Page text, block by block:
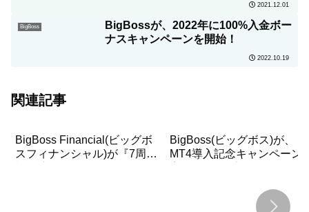
2021.12.01
BigBoss
BigBossが、2022年に100%入金ボー
ナスキャンペーンを開始！
2022.10.19
関連記事
BigBoss Financial(ビッグボ
スフィナンシャル)が『7周年
BigBoss(ビッグボス)が、
MT4導入記念キャンペーン
ト３倍キャンペーン